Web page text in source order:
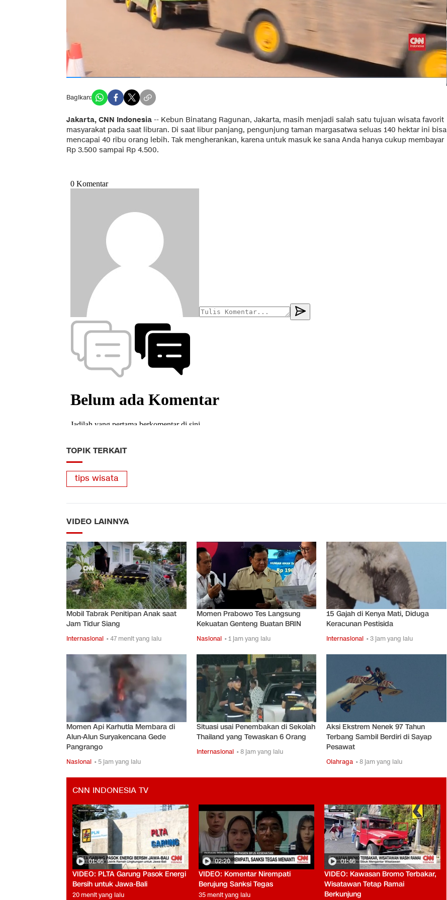
Bagikan:
Jakarta, CNN Indonesia -- Kebun Binatang Ragunan, Jakarta, masih menjadi salah satu tujuan wisata favorit
masyarakat pada saat liburan. Di saat libur panjang, pengunjung taman margasatwa seluas 140 hektar ini bisa
mencapai 40 ribu orang lebih. Tak mengherankan, karena untuk masuk ke sana Anda hanya cukup membayar
Rp 3.500 sampai Rp 4.500.
TOPIK TERKAIT
tips wisata
VIDEO LAINNYA
Mobil Tabrak Penitipan Anak saat
Jam Tidur Siang
Internasional • 47 menit yang lalu
Momen Prabowo Tes Langsung
Kekuatan Genteng Buatan BRIN
Nasional • 1 jam yang lalu
15 Gajah di Kenya Mati, Diduga
Keracunan Pestisida
Internasional • 3 jam yang lalu
Momen Api Karhutla Membara di
Alun-Alun Suryakencana Gede
Pangrango
Nasional • 5 jam yang lalu
Situasi usai Penembakan di Sekolah
Thailand yang Tewaskan 6 Orang
Internasional • 8 jam yang lalu
Aksi Ekstrem Nenek 97 Tahun
Terbang Sambil Berdiri di Sayap
Pesawat
Olahraga • 8 jam yang lalu
CNN INDONESIA TV
01:46
VIDEO: PLTA Garung Pasok Energi
Bersih untuk Jawa-Bali
20 menit yang lalu
02:20
VIDEO: Komentar Nirempati
Berujung Sanksi Tegas
35 menit yang lalu
01:46
VIDEO: Kawasan Bromo Terbakar,
Wisatawan Tetap Ramai
Berkunjung